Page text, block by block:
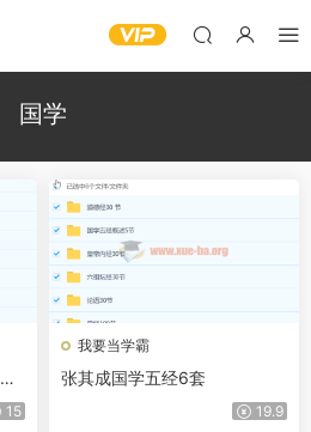
国学
15
我要当学霸
张其成国学五经6套
19.9